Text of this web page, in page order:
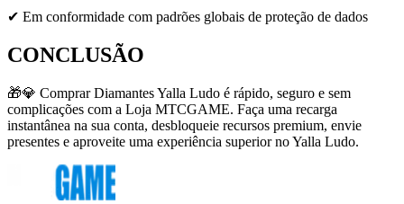
✔ Em conformidade com padrões globais de proteção de dados
CONCLUSÃO
🎁💎 Comprar Diamantes Yalla Ludo é rápido, seguro e sem
complicações com a Loja MTCGAME. Faça uma recarga
instantânea na sua conta, desbloqueie recursos premium, envie
presentes e aproveite uma experiência superior no Yalla Ludo.